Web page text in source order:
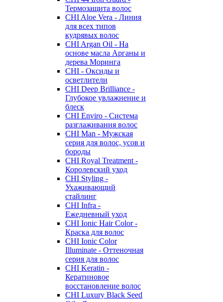
Термозащита волос
CHI Aloe Vera - Линия
для всех типов
кудрявых волос
CHI Argan Oil - На
основе масла Арганы и
дерева Моринга
CHI - Оксиды и
осветлители
CHI Deep Brilliance -
Глубокое увлажнение и
блеск
CHI Enviro - Система
разглаживания волос
CHI Man - Мужская
серия для волос, усов и
бороды
CHI Royal Treatment -
Королевский уход
CHI Styling -
Ухаживающий
стайлинг
CHI Infra -
Ежедневный уход
CHI Ionic Hair Color -
Краска для волос
CHI Ionic Color
Illuminate - Оттеночная
серия для волос
CHI Keratin -
Кератиновое
восстановление волос
CHI Luxury Black Seed